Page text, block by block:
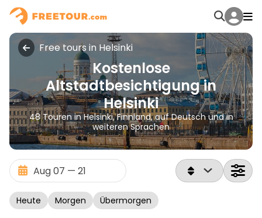
Free tours in Helsinki
Kostenlose
Altstadtbesichtigung in
Helsinki
48 Touren in Helsinki, Finnland, auf Deutsch und in
weiteren Sprachen
Heute Morgen Übermorgen